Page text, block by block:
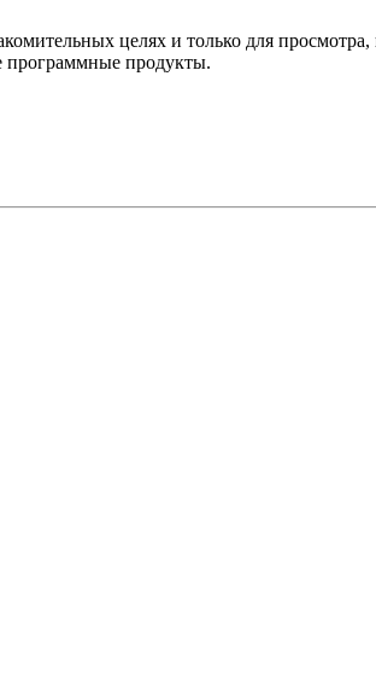
целях и только для просмотра,
программные продукты.